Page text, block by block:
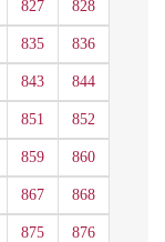
827 828
835 836
843 844
851 852
859 860
867 868
875 876